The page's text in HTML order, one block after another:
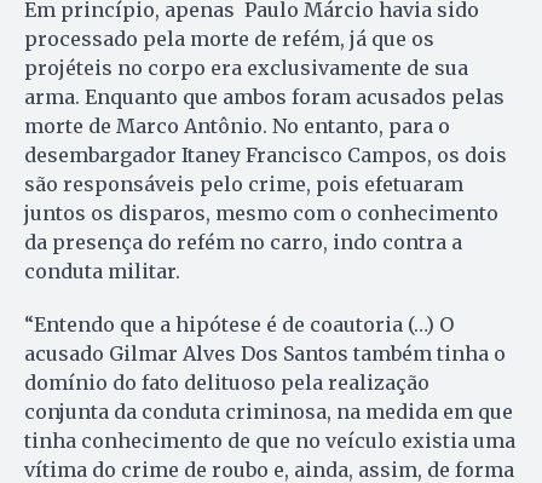
Em princípio, apenas Paulo Márcio havia sido
processado pela morte de refém, já que os
projéteis no corpo era exclusivamente de sua
arma. Enquanto que ambos foram acusados pelas
morte de Marco Antônio. No entanto, para o
desembargador Itaney Francisco Campos, os dois
são responsáveis pelo crime, pois efetuaram
juntos os disparos, mesmo com o conhecimento
da presença do refém no carro, indo contra a
conduta militar.
“Entendo que a hipótese é de coautoria (…) O
acusado Gilmar Alves Dos Santos também tinha o
domínio do fato delituoso pela realização
conjunta da conduta criminosa, na medida em que
tinha conhecimento de que no veículo existia uma
vítima do crime de roubo e, ainda, assim, de forma